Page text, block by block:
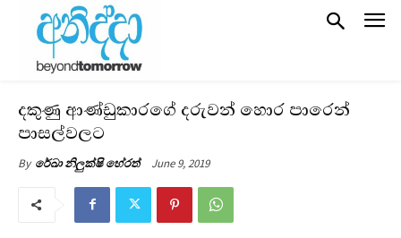
දකුණු ආණ්ඩුකාරගේ දරුවන් හොර පාරෙන්
පාසල්වලට
By රේඛා නිලුක්ෂි හේරත් June 9, 2019